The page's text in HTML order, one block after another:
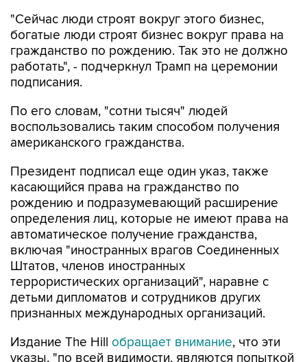
"Сейчас люди строят вокруг этого бизнес,
богатые люди строят бизнес вокруг права на
гражданство по рождению. Так это не должно
работать", - подчеркнул Трамп на церемонии
подписания.
По его словам, "сотни тысяч" людей
воспользовались таким способом получения
американского гражданства.
Президент подписал еще один указ, также
касающийся права на гражданство по
рождению и подразумевающий расширение
определения лиц, которые не имеют права на
автоматическое получение гражданства,
включая "иностранных врагов Соединенных
Штатов, членов иностранных
террористических организаций", наравне с
детьми дипломатов и сотрудников других
признанных международных организаций.
Издание The Hill обращает внимание, что эти
указы, "по всей видимости, являются попыткой